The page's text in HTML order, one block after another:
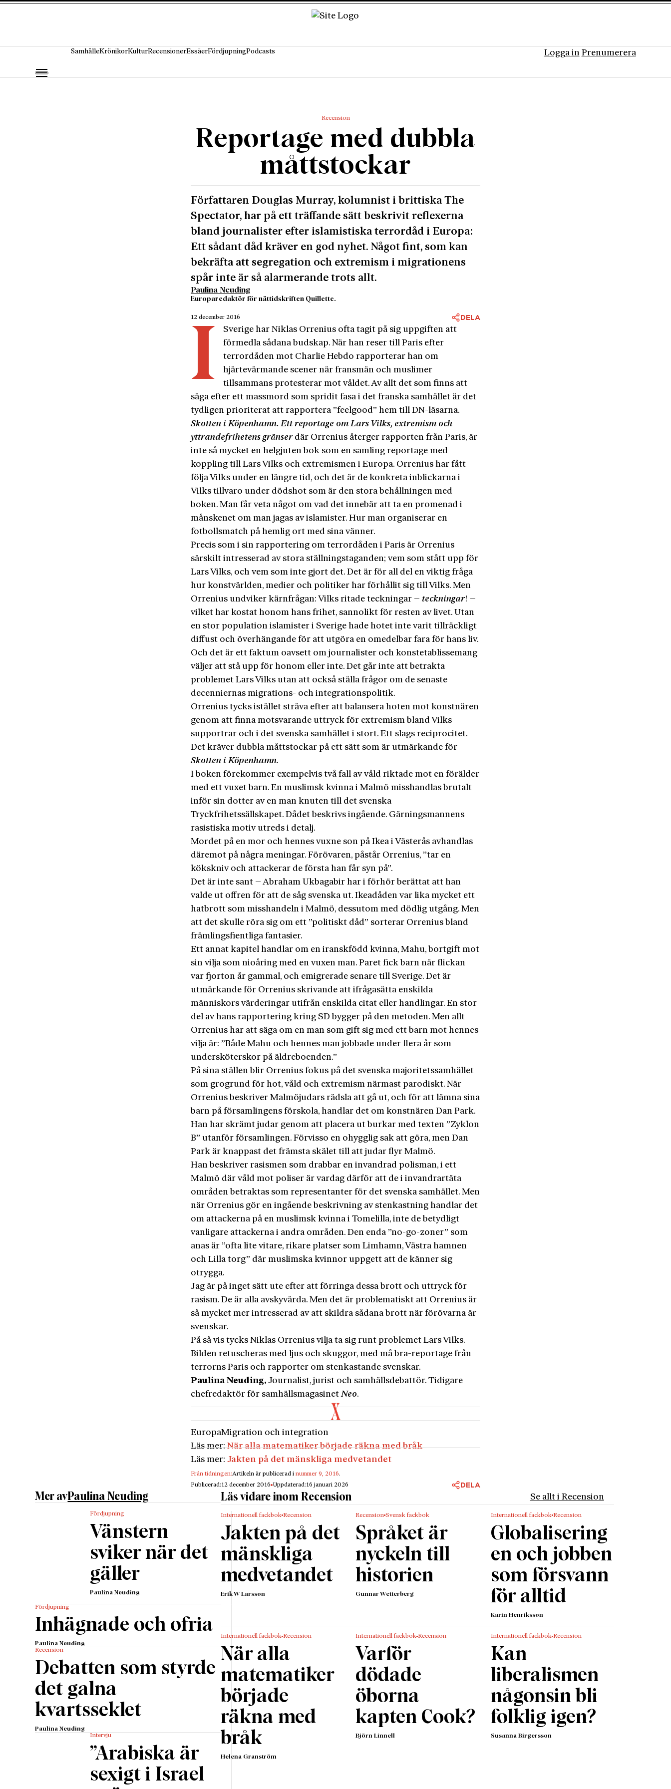
SamhälleKrönikorKulturRecensionerEssäerFördjupningPodcasts Logga in Prenumerera
Recension
Reportage med dubbla
måttstockar
Författaren Douglas Murray, kolumnist i brittiska The
Spectator, har på ett träffande sätt beskrivit reflexerna
bland journalister efter islamistiska terrordåd i Europa:
Ett sådant dåd kräver en god nyhet. Något fint, som kan
bekräfta att segregation och extremism i migrationens
spår inte är så alarmerande trots allt.
Paulina Neuding
Europaredaktör för nättidskriften Quillette.
12 december 2016 DELA
I
Sverige har Niklas Orrenius ofta tagit på sig uppgiften att
förmedla sådana budskap. När han reser till Paris efter
terrordåden mot Charlie Hebdo rapporterar han om
hjärtevärmande scener när fransmän och muslimer
tillsammans protesterar mot våldet. Av allt det som finns att
säga efter ett massmord som spridit fasa i det franska samhället är det
tydligen prioriterat att rapportera ”feelgood” hem till DN-läsarna.
Skotten i Köpenhamn. Ett reportage om Lars Vilks, extremism och
yttrandefrihetens gränserdär Orrenius återger rapporten från Paris, är
inte så mycket en helgjuten bok som en samling reportage med
koppling till Lars Vilks och extremismen i Europa. Orrenius har fått
följa Vilks under en längre tid, och det är de konkreta inblickarna i
Vilks tillvaro under dödshot som är den stora behållningen med
boken. Man får veta något om vad det innebär att ta en promenad i
månskenet om man jagas av islamister. Hur man organiserar en
fotbollsmatch på hemlig ort med sina vänner.
Precis som i sin rapportering om terrordåden i Paris är Orrenius
särskilt intresserad av stora ställningstaganden; vem som stått upp för
Lars Vilks, och vem som inte gjort det. Det är för all del en viktig fråga
hur konstvärlden, medier och politiker har förhållit sig till Vilks. Men
Orrenius undviker kärnfrågan: Vilks ritade teckningar – teckningar! –
vilket har kostat honom hans frihet, sannolikt för resten av livet. Utan
en stor population islamister i Sverige hade hotet inte varit tillräckligt
diffust och överhängande för att utgöra en omedelbar fara för hans liv.
Och det är ett faktum oavsett om journalister och konstetablissemang
väljer att stå upp för honom eller inte. Det går inte att betrakta
problemet Lars Vilks utan att också ställa frågor om de senaste
decenniernas migrations- och integrationspolitik.
Orrenius tycks istället sträva efter att balansera hoten mot konstnären
genom att finna motsvarande uttryck för extremism bland Vilks
supportrar och i det svenska samhället i stort. Ett slags reciprocitet.
Det kräver dubbla måttstockar på ett sätt som är utmärkande för
Skotten i Köpenhamn.
I boken förekommer exempelvis två fall av våld riktade mot en förälder
med ett vuxet barn. En muslimsk kvinna i Malmö misshandlas brutalt
inför sin dotter av en man knuten till det svenska
Tryckfrihetssällskapet. Dådet beskrivs ingående. Gärningsmannens
rasistiska motiv utreds i detalj.
Mordet på en mor och hennes vuxne son på Ikea i Västerås avhandlas
däremot på några meningar. Förövaren, påstår Orrenius, ”tar en
kökskniv och attackerar de första han får syn på”.
Det är inte sant – Abraham Ukbagabir har i förhör berättat att han
valde ut offren för att de såg svenska ut. Ikeadåden var lika mycket ett
hatbrott som misshandeln i Malmö, dessutom med dödlig utgång. Men
att det skulle röra sig om ett ”politiskt dåd” sorterar Orrenius bland
främlingsfientliga fantasier.
Ett annat kapitel handlar om en iranskfödd kvinna, Mahu, bortgift mot
sin vilja som nioåring med en vuxen man. Paret fick barn när flickan
var fjorton år gammal, och emigrerade senare till Sverige. Det är
utmärkande för Orrenius skrivande att ifrågasätta enskilda
människors värderingar utifrån enskilda citat eller handlingar. En stor
del av hans rapportering kring SD bygger på den metoden. Men allt
Orrenius har att säga om en man som gift sig med ett barn mot hennes
vilja är: ”Både Mahu och hennes man jobbade under flera år som
undersköterskor på äldreboenden.”
På sina ställen blir Orrenius fokus på det svenska majoritetssamhället
som grogrund för hot, våld och extremism närmast parodiskt. När
Orrenius beskriver Malmöjudars rädsla att gå ut, och för att lämna sina
barn på församlingens förskola, handlar det om konstnären Dan Park.
Han har skrämt judar genom att placera ut burkar med texten ”Zyklon
B” utanför församlingen. Förvisso en ohygglig sak att göra, men Dan
Park är knappast det främsta skälet till att judar flyr Malmö.
Han beskriver rasismen som drabbar en invandrad polisman, i ett
Malmö där våld mot poliser är vardag därför att de i invandrartäta
områden betraktas som representanter för det svenska samhället. Men
när Orrenius gör en ingående beskrivning av stenkastning handlar det
om attackerna på en muslimsk kvinna i Tomelilla, inte de betydligt
vanligare attackerna i andra områden. Den enda ”no-go-zoner” som
anas är ”ofta lite vitare, rikare platser som Limhamn, Västra hamnen
och Lilla torg” där muslimska kvinnor uppgett att de känner sig
otrygga.
Jag är på inget sätt ute efter att förringa dessa brott och uttryck för
rasism. De är alla avskyvärda. Men det är problematiskt att Orrenius är
så mycket mer intresserad av att skildra sådana brott när förövarna är
svenskar.
På så vis tycks Niklas Orrenius vilja ta sig runt problemet Lars Vilks.
Bilden retuscheras med ljus och skuggor, med må bra-reportage från
terrorns Paris och rapporter om stenkastande svenskar.
Paulina Neuding,Journalist, jurist och samhällsdebattör. Tidigare
chefredaktör för samhällsmagasinetNeo.
EuropaMigration och integration
Läs mer:När alla matematiker började räkna med bråk
Läs mer:Jakten på det mänskliga medvetandet
Från tidningen:Artikeln är publicerad inummer 9, 2016.
Publicerad:12 december 2016 Uppdaterad:16 januari 2026 DELA
Mer avPaulina Neuding
Fördjupning
Vänstern
sviker när det
gäller
Paulina Neuding
Fördjupning
Inhägnade och ofria
Paulina Neuding
Recension
Debatten som styrde
det galna
kvartsseklet
Paulina Neuding
Intervju
”Arabiska är
sexigt i Israel
Läs vidare inom Recension Se allt i Recension
Internationell fackbok Recension
Jakten på det
mänskliga
medvetandet
Erik W Larsson
Recension Svensk fackbok
Språket är
nyckeln till
historien
Gunnar Wetterberg
Internationell fackbok Recension
Globalisering
en och jobben
som försvann
för alltid
Karin Henriksson
Internationell fackbok Recension
När alla
matematiker
började
räkna med
bråk
Helena Granström
Internationell fackbok Recension
Varför
dödade
öborna
kapten Cook?
Björn Linnell
Internationell fackbok Recension
Kan
liberalismen
någonsin bli
folklig igen?
Susanna Birgersson